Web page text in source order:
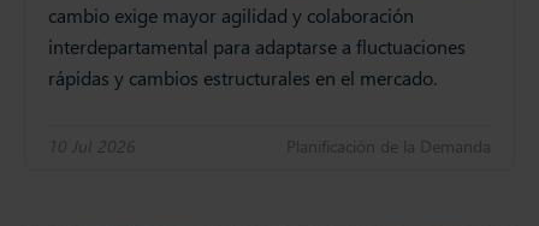
cambio exige mayor agilidad y colaboración
interdepartamental para adaptarse a fluctuaciones
rápidas y cambios estructurales en el mercado.
10 Jul 2026 Planificación de la Demanda